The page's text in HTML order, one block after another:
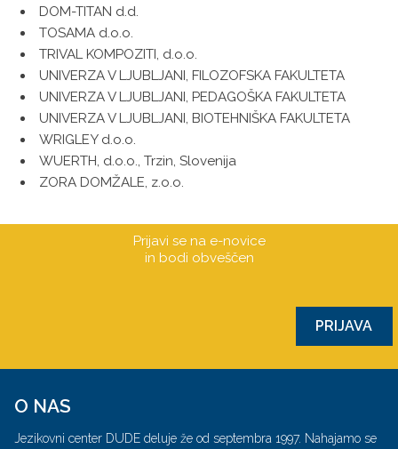
DOM-TITAN d.d.
TOSAMA d.o.o.
TRIVAL KOMPOZITI, d.o.o.
UNIVERZA V LJUBLJANI, FILOZOFSKA FAKULTETA
UNIVERZA V LJUBLJANI, PEDAGOŠKA FAKULTETA
UNIVERZA V LJUBLJANI, BIOTEHNIŠKA FAKULTETA
WRIGLEY d.o.o.
WUERTH, d.o.o., Trzin, Slovenija
ZORA DOMŽALE, z.o.o.
Prijavi se na e-novice
in bodi obveščen
PRIJAVA
O NAS
Jezikovni center DUDE deluje že od septembra 1997. Nahajamo se